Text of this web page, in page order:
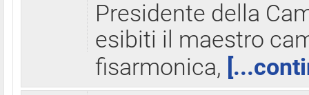
Presidente della
esibiti il maestro
fisarmonica,